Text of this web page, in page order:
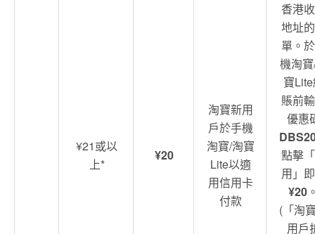
¥21或以
上*
¥20
淘寶新用
戶於手機
淘寶/淘寶
Lite以適
用信用卡
付款
香港
地址
單。
機淘
寶
賬前
優惠
點擊
用」
¥20
(「淘
用戶